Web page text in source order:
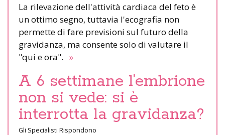
La rilevazione dell'attività cardiaca del feto è
un ottimo segno, tuttavia l'ecografia non
permette di fare previsioni sul futuro della
gravidanza, ma consente solo di valutare il
"qui e ora". »
A 6 settimane l’embrione
non si vede: si è
interrotta la gravidanza?
Gli Specialisti Rispondono